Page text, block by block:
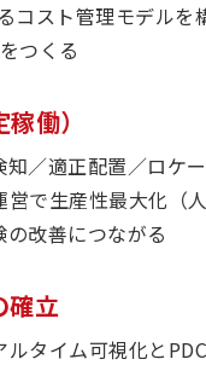
コスト管理モデルを
つくる
働）
／適正配置／ロケ
で生産性最大化（人
改善につながる
確立
タイム可視化と